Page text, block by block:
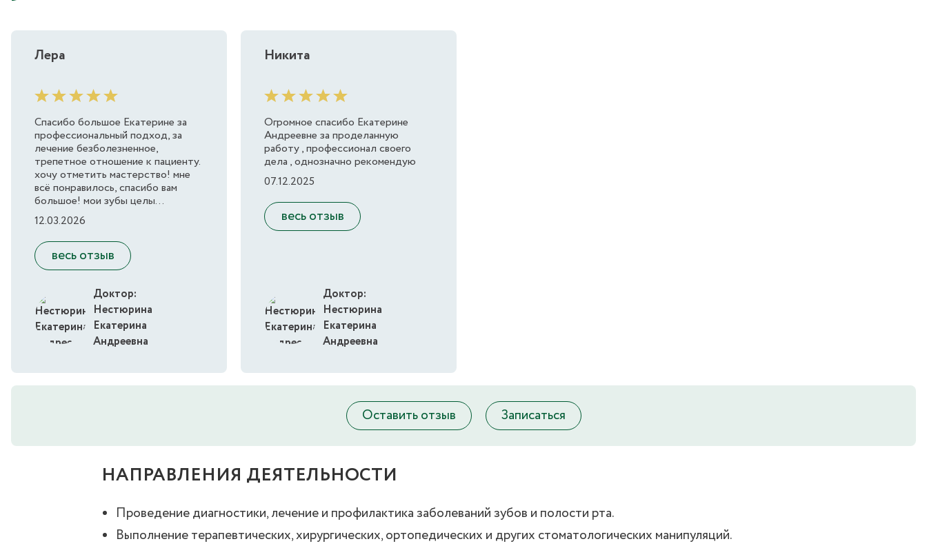
Лера
Спасибо большое Екатерине за
профессиональный подход, за
лечение безболезненное,
трепетное отношение к пациенту.
хочу отметить мастерство! мне
всё понравилось, спасибо вам
большое! мои зубы целы...
12.03.2026
весь отзыв
Доктор:
Нестюрина
Екатерина
Андреевна
Никита
Огромное спасибо Екатерине
Андреевне за проделанную
работу , профессионал своего
дела , однозначно рекомендую
07.12.2025
весь отзыв
Доктор:
Нестюрина
Екатерина
Андреевна
Оставить отзыв Записаться
НАПРАВЛЕНИЯ ДЕЯТЕЛЬНОСТИ
Проведение диагностики, лечение и профилактика заболеваний зубов и полости рта.
Выполнение терапевтических, хирургических, ортопедических и других стоматологических манипуляций.